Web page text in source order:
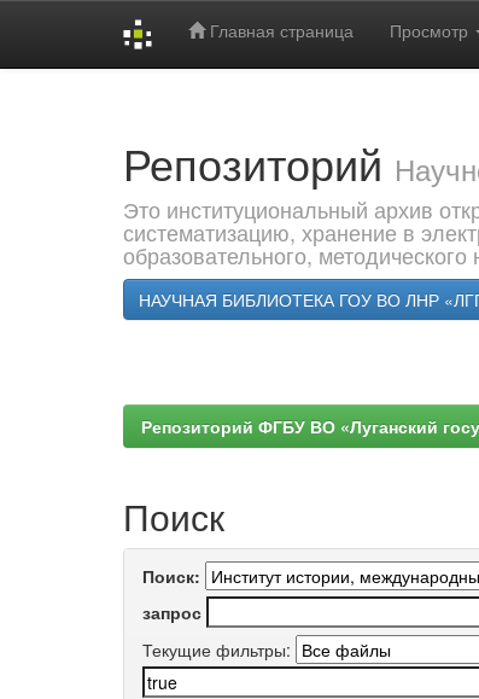
Главная страница Просмотр
Репозиторий
Это институциональный архив
систематизацию, хранение в
образовательного,
НАУЧНАЯ БИБЛИОТЕКА ГОУ ВО ЛНР
Репозиторий ФГБУ ВО «Луганский
Поиск
Поиск:
запрос
Текущие фильтры: